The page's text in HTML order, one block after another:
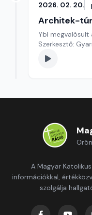
2026. 02. 20.
Architek-
Ybl megvalósult
Szerkesztő:
A Magyar
információkkal,
szolgálja